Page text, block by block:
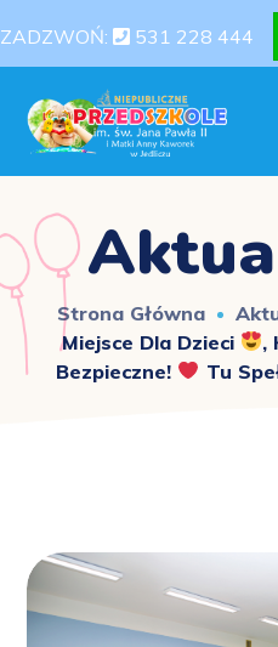
ZADZWOŃ: 531 228 444
Strona Główna
Miejsce Dla Dzieci
,
Bezpieczne!
Tu